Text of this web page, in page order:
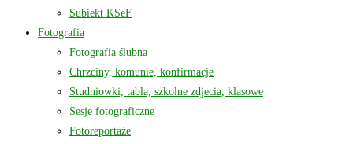
Subiekt KSeF
Fotografia
Fotografia ślubna
Chrzciny, komunie, konfirmacje
Studniowki, tabla, szkolne zdjecia, klasowe
Sesje fotograficzne
Fotoreportaże